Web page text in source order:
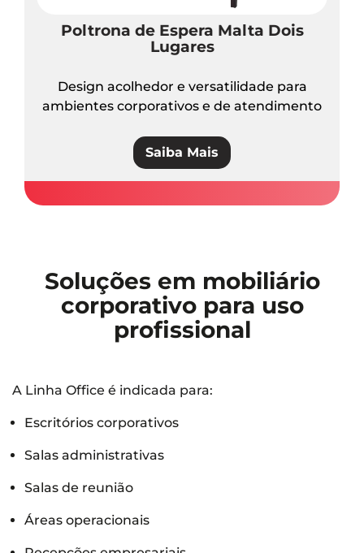
Poltrona de Espera Malta Dois
Lugares
Design acolhedor e versatilidade para
ambientes corporativos e de atendimento
Saiba Mais
Soluções em mobiliário
corporativo para uso
profissional
A Linha Office é indicada para:
Escritórios corporativos
Salas administrativas
Salas de reunião
Áreas operacionais